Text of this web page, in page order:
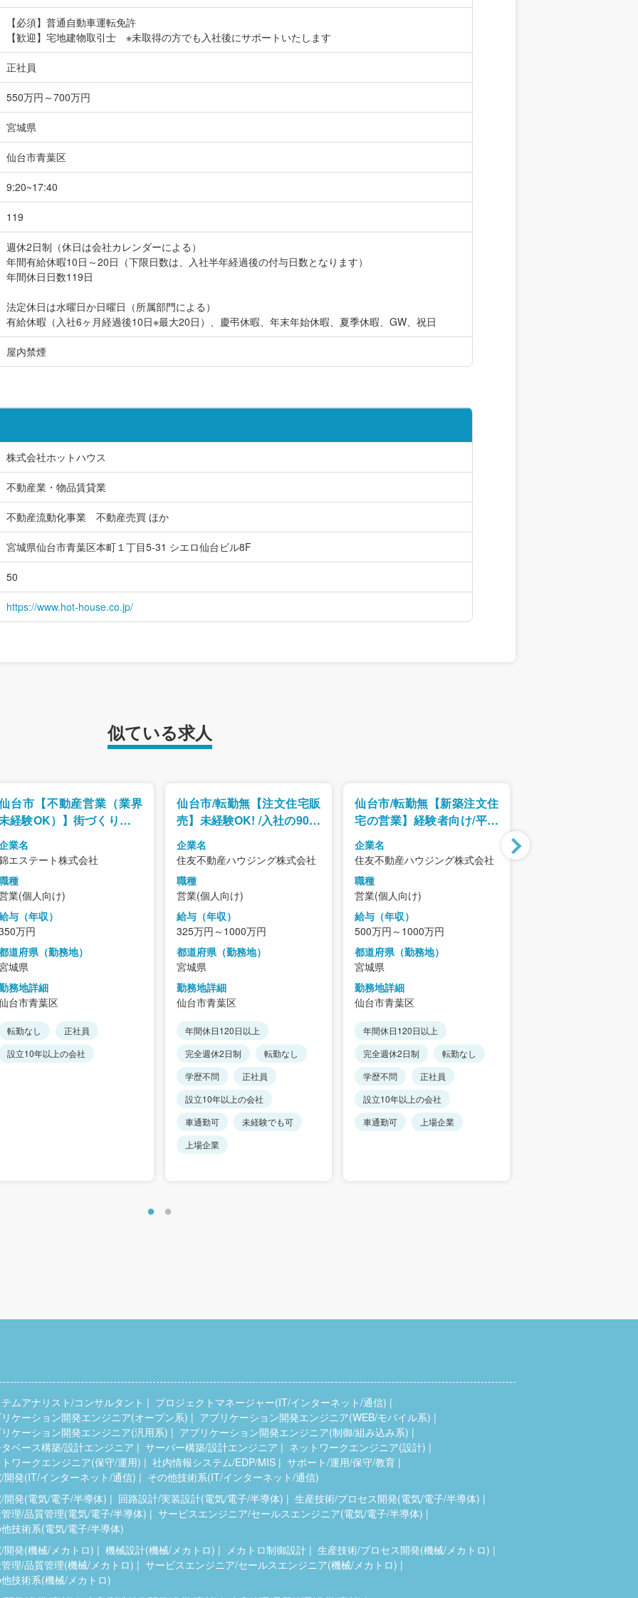
【必須】普通自動車運転免許
【歓迎】宅地建物取引士 ※未取得の方でも入社後にサポートいたします
正社員
550万円～700万円
宮城県
仙台市青葉区
9:20~17:40
119
週休2日制（休日は会社カレンダーによる）
年間有給休暇10日～20日（下限日数は、入社半年経過後の付与日数となります）
年間休日日数119日
法定休日は水曜日か日曜日（所属部門による）
有給休暇（入社6ヶ月経過後10日※最大20日）、慶弔休暇、年末年始休暇、夏季休暇、GW、祝日
屋内禁煙
株式会社ホットハウス
不動産業・物品賃貸業
不動産流動化事業 不動産売買 ほか
宮城県仙台市青葉区本町１丁目5-31 シエロ仙台ビル8F
50
https://www.hot-house.co.jp/
似ている求人
台市【不動産営業（業界
経験OK）】街づくりに挑
る環境です/販売・接客か
営業職にチャレンジ可能/
環境
業名
エステート株式会社
種
業(個人向け)
与（年収）
万円
道府県（勤務地）
城県
務地詳細
台市青葉区
転勤なし
正社員
設立10年以上の会社
仙台市/転勤無【注文住宅販
売】未経験OK! /入社の90％
が業界未経験/最長6ヵ月の
研修制度/平均年収871万円
企業名
住友不動産ハウジング株式会社
職種
営業(個人向け)
給与（年収）
325万円～1000万円
都道府県（勤務地）
宮城県
勤務地詳細
仙台市青葉区
年間休日120日以上
完全週休2日制
転勤なし
学歴不問
正社員
設立10年以上の会社
車通勤可
未経験でも可
上場企業
仙台市/転勤無【新築注文住
宅の営業】経験者向け/平均
年収871万円超/年収800万円
以上比率38％/年収1,000万
企業名
住友不動産ハウジング株式会社
職種
営業(個人向け)
給与（年収）
500万円～1000万円
都道府県（勤務地）
宮城県
勤務地詳細
仙台市青葉区
年間休日120日以上
完全週休2日制
転勤なし
学歴不問
正社員
設立10年以上の会社
車通勤可
上場企業
ムアナリスト/コンサルタント
プロジェクトマネージャー(IT/インターネット/通信)
ケーション開発エンジニア(オープン系)
アプリケーション開発エンジニア(WEB/モバイル系)
ケーション開発エンジニア(汎用系)
アプリケーション開発エンジニア(制御/組み込み系)
ベース構築/設計エンジニア
サーバー構築/設計エンジニア
ネットワークエンジニア(設計)
ワークエンジニア(保守/運用)
社内情報システム/EDP/MIS
サポート/運用/保守/教育
開発(IT/インターネット/通信)
その他技術系(IT/インターネット/通信)
開発(電気/電子/半導体)
回路設計/実装設計(電気/電子/半導体)
生産技術/プロセス開発(電気/電子/半導体)
理/品質管理(電気/電子/半導体)
サービスエンジニア/セールスエンジニア(電気/電子/半導体)
技術系(電気/電子/半導体)
開発(機械/メカトロ)
機械設計(機械/メカトロ) メカトロ制御設計
生産技術/プロセス開発(機械/メカトロ)
理/品質管理(機械/メカトロ)
サービスエンジニア/セールスエンジニア(機械/メカトロ)
技術系(機械/メカトロ)